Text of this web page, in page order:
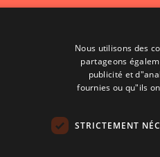
Nous utilisons des
partageons
publicité et
fournies ou qu"ils
STRICTEMENT